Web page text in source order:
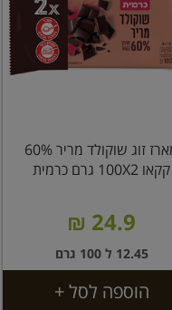
מארז זוג שוקולד מריר 60%
קקאו 100X2 גרם כרמית
24.9 ₪
12.45 ל 100 גרם
הוספה לסל +